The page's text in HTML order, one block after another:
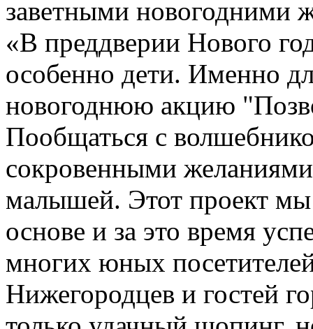
заветными новогодними
«В преддверии Нового
особенно дети. Именно
новогоднюю акцию
Пообщаться с
сокровенными
малышей. Этот проект мы
основе и за это время
многих юных
Нижегородцев и гостей